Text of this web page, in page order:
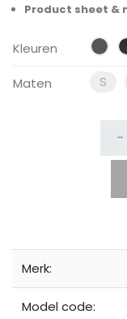
Product sheet
Kleuren
Maten S
-
Merk:
Model code: